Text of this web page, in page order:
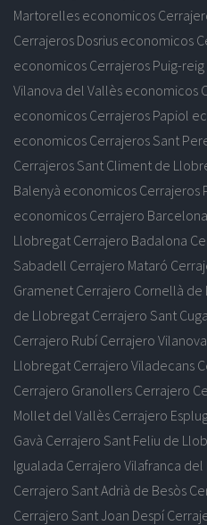
Martorelles economicos
Cerrajeros Dosrius economicos
economicos Cerrajeros Puig-
Vilanova del Vallès economicos
economicos Cerrajeros Papiol
economicos Cerrajeros Sant
Cerrajeros Sant Climent de
Balenyà economicos Cerrajeros
economicos Cerrajero Barcelona
Llobregat Cerrajero Badalona
Sabadell Cerrajero Mataró
Gramenet Cerrajero Cornellà
de Llobregat Cerrajero Sant
Cerrajero Rubí Cerrajero
Llobregat Cerrajero Viladecans
Cerrajero Granollers Cerrajero
Mollet del Vallès Cerrajero
Gavà Cerrajero Sant Feliu de
Igualada Cerrajero Vilafranca
Cerrajero Sant Adrià de Besòs
Cerrajero Sant Joan Despí